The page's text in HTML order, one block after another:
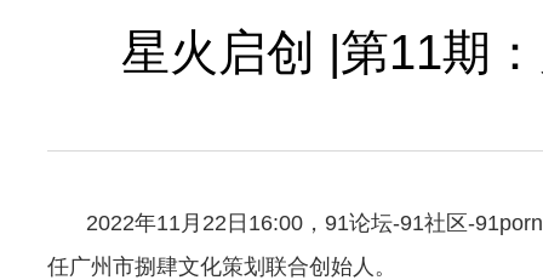
星火启创 |第11期
2022年11月22日16:00，91论坛-91社区-
任广州市捌肆文化策划联合创始人。